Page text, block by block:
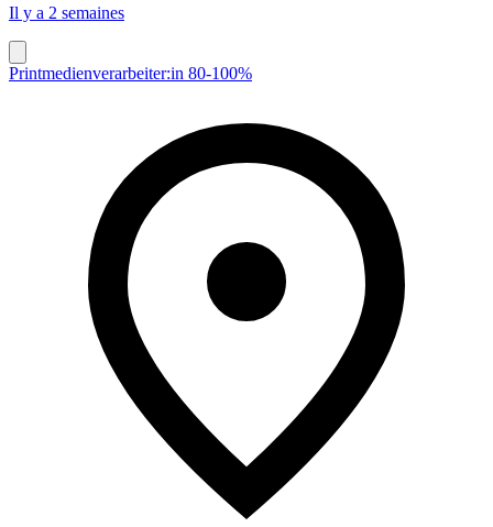
Il y a 2 semaines
Printmedienverarbeiter:in 80-100%